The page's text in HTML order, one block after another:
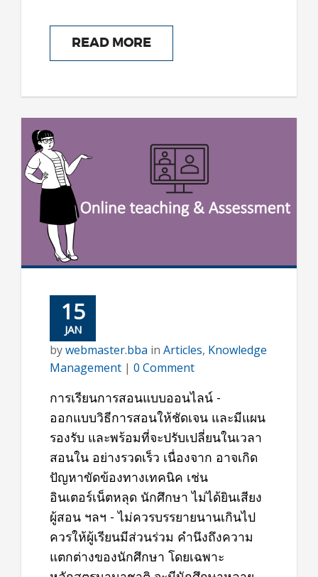
READ MORE
15
JAN
bywebmaster.bba in Articles, Knowledge
Management | 0 Comment
การเรียนการสอนแบบออนไลน์ -
ออกแบบวิธีการสอนให้ชัดเจน และมีแผน
รองรับ และพร้อมที่จะปรับเปลี่ยนในเวลา
สอนใน อย่างรวดเร็ว เนื่องจาก อาจเกิด
ปัญหาขัดข้องทางเทคนิค เช่น
อินเตอร์เน็ตหลุด นักศึกษา ไม่ได้ยินเสียง
ผู้สอน ฯลฯ - ไม่ควรบรรยายนานเกินไป
ควรให้ผู้เรียนมีส่วนร่วม คำนึงถึงความ
แตกต่างของนักศึกษา โดยเฉพาะ